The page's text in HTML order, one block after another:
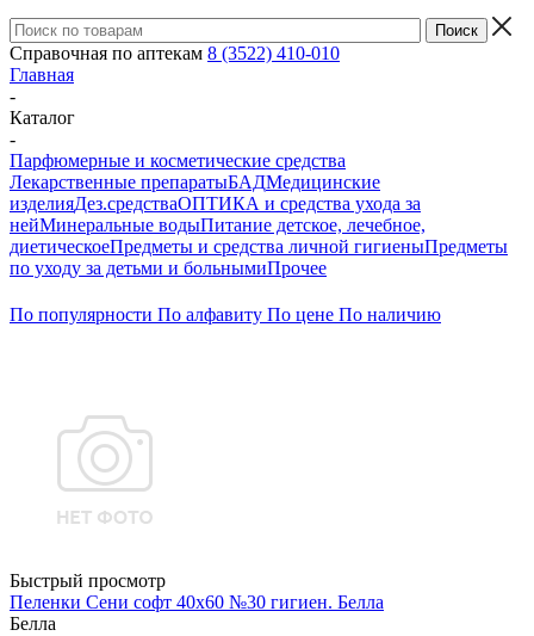
Справочная по аптекам 8 (3522) 410-010
Главная
-
Каталог
-
Парфюмерные и косметические средства
Лекарственные препаратыБАДМедицинские
изделияДез.средстваОПТИКА и средства ухода за
нейМинеральные водыПитание детское, лечебное,
диетическоеПредметы и средства личной гигиеныПредметы
по уходу за детьми и больнымиПрочее
По популярности По алфавиту По цене По наличию
Быстрый просмотр
Пеленки Сени софт 40х60 №30 гигиен. Белла
Белла